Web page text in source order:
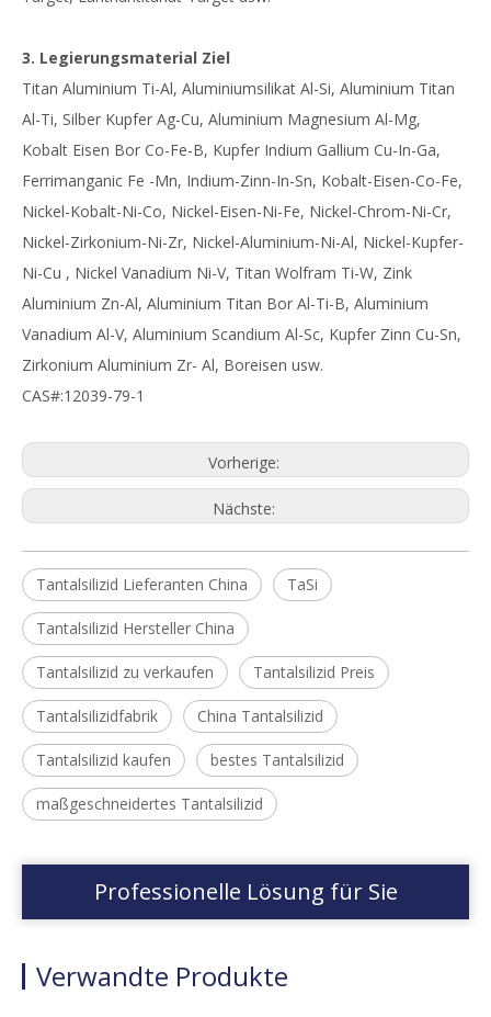
3. Legierungsmaterial Ziel
Titan Aluminium Ti-Al, Aluminiumsilikat Al-Si, Aluminium Titan
Al-Ti, Silber Kupfer Ag-Cu, Aluminium Magnesium Al-Mg,
Kobalt Eisen Bor Co-Fe-B, Kupfer Indium Gallium Cu-In-Ga,
Ferrimanganic Fe -Mn, Indium-Zinn-In-Sn, Kobalt-Eisen-Co-Fe,
Nickel-Kobalt-Ni-Co, Nickel-Eisen-Ni-Fe, Nickel-Chrom-Ni-Cr,
Nickel-Zirkonium-Ni-Zr, Nickel-Aluminium-Ni-Al, Nickel-Kupfer-
Ni-Cu , Nickel Vanadium Ni-V, Titan Wolfram Ti-W, Zink
Aluminium Zn-Al, Aluminium Titan Bor Al-Ti-B, Aluminium
Vanadium Al-V, Aluminium Scandium Al-Sc, Kupfer Zinn Cu-Sn,
Zirkonium Aluminium Zr- Al, Boreisen usw.
CAS#:12039-79-1
Vorherige:
Nächste:
Tantalsilizid Lieferanten China TaSi
Tantalsilizid Hersteller China
Tantalsilizid zu verkaufen Tantalsilizid Preis
Tantalsilizidfabrik China Tantalsilizid
Tantalsilizid kaufen bestes Tantalsilizid
maßgeschneidertes Tantalsilizid
Professionelle Lösung für Sie
Verwandte Produkte